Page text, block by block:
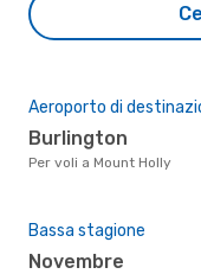
Aeroporto di
Burlington
Per voli a Mount Holly
Bassa stagione
novembre